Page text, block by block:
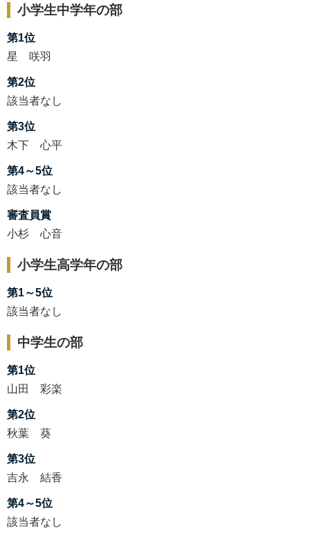
小学生中学年の部
第1位
星 咲羽
第2位
該当者なし
第3位
木下 心平
第4～5位
該当者なし
審査員賞
小杉 心音
小学生高学年の部
第1～5位
該当者なし
中学生の部
第1位
山田 彩楽
第2位
秋葉 葵
第3位
吉永 結香
第4～5位
該当者なし